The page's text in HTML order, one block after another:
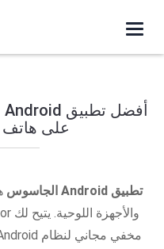
Toggle
navigation
على هاتف Android مجانًا
تطبيق Android الجاسوس